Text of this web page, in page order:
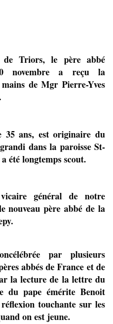
de Triors, le père abbé
novembre a reçu la
de Mgr Pierre-Yves
dans la paroisse St-
été longtemps scout.
général de notre
nouveau père abbé de la
par plusieurs
abbés de France et de
la lecture de la lettre du
du pape émérite Benoit
touchante sur les
on est jeune.